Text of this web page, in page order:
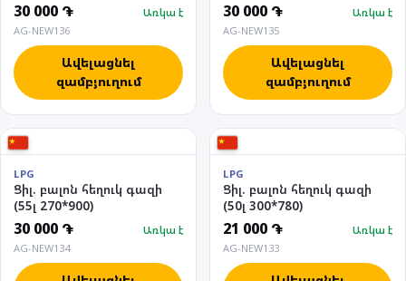
30 000 ֏
Առկա է
AG-NEW136
Ավելացնել
զամբյուղում
30 000 ֏
Առկա է
AG-NEW135
Ավելացնել
զամբյուղում
LPG
Ցիլ. բալոն հեղուկ գազի
(55լ 270*900)
30 000 ֏
Առկա է
AG-NEW134
LPG
Ցիլ. բալոն հեղուկ գազի
(50լ 300*780)
21 000 ֏
Առկա է
AG-NEW133